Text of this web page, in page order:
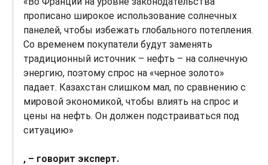
прописано широкое использование солнечных
панелей, чтобы избежать глобального потепления.
Со временем покупатели будут заменять
традиционный источник – нефть – на солнечную
энергию, поэтому спрос на «черное золото»
падает. Казахстан слишком мал, по сравнению с
мировой экономикой, чтобы влиять на спрос и
цены на нефть. Он должен подстраиваться под
ситуацию»
, – говорит эксперт.